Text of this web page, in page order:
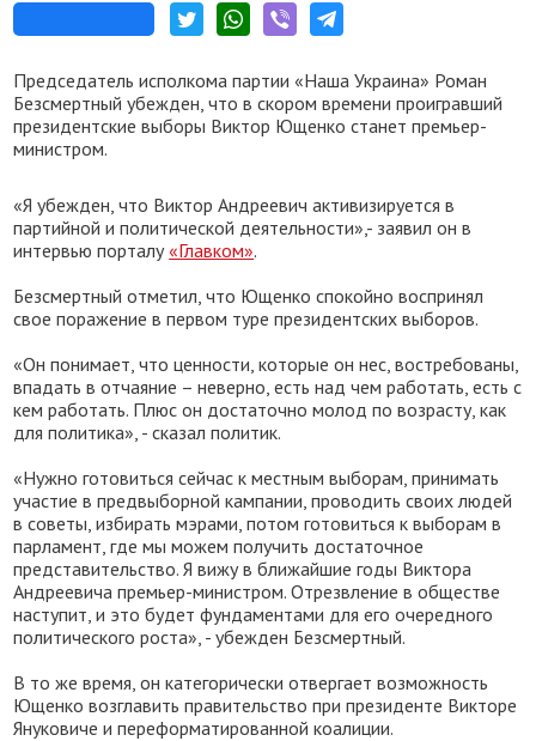
Председатель исполкома партии «Наша Украина» Роман
Безсмертный убежден, что в скором времени проигравший
президентские выборы Виктор Ющенко станет премьер-
министром.
«Я убежден, что Виктор Андреевич активизируется в
партийной и политической деятельности»,- заявил он в
интервью порталу«Главком».
Безсмертный отметил, что Ющенко спокойно воспринял
свое поражение в первом туре президентских выборов.
«Он понимает, что ценности, которые он нес, востребованы,
впадать в отчаяние – неверно, есть над чем работать, есть с
кем работать. Плюс он достаточно молод по возрасту, как
для политика», - сказал политик.
«Нужно готовиться сейчас к местным выборам, принимать
участие в предвыборной кампании, проводить своих людей
в советы, избирать мэрами, потом готовиться к выборам в
парламент, где мы можем получить достаточное
представительство. Я вижу в ближайшие годы Виктора
Андреевича премьер-министром. Отрезвление в обществе
наступит, и это будет фундаментами для его очередного
политического роста», - убежден Безсмертный.
В то же время, он категорически отвергает возможность
Ющенко возглавить правительство при президенте Викторе
Януковиче и переформатированной коалиции.